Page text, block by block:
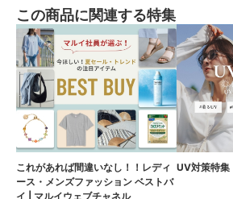
この商品に関連する特集
これがあれば間違いなし！！レディ
ース・メンズファッション ベストバ
イ | マルイウェブチャネル
UV対策特集